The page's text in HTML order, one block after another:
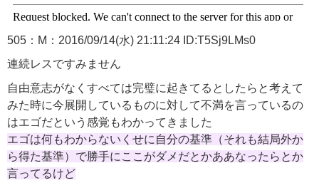
505：M：2016/09/14(水) 21:11:24 ID:T5Sj9LMs0
連続レスですみません
自由意志がなくすべては完璧に起きてるとしたらと考えて
みた時に今展開しているものに対して不満を言っているの
はエゴだという感覚もわかってきました
エゴは何もわからないくせに自分の基準（それも結局外か
ら得た基準）で勝手にここがダメだとかああなったらとか
言ってるけど